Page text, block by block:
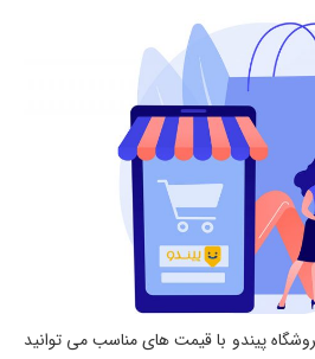
پیندو با قیمت های مناسب می توانید